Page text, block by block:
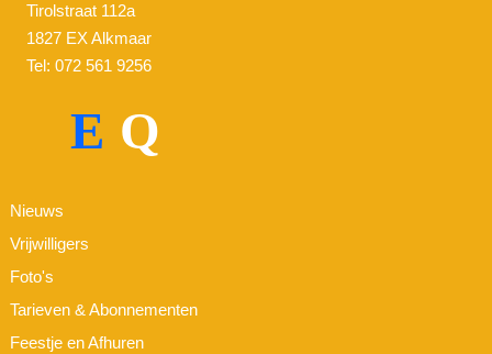
Tirolstraat 112a
1827 EX Alkmaar
Tel: 072 561 9256
E Q
Nieuws
Vrijwilligers
Foto's
Tarieven & Abonnementen
Feestje en Afhuren